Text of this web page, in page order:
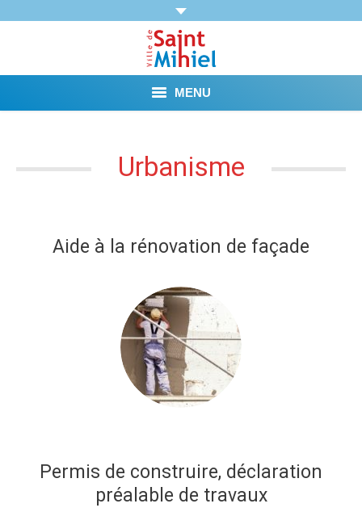
MENU
Vie municipale
Vie pratique
Tourisme et Mémoire
Urbanisme
Aide à la rénovation de façade
Permis de construire, déclaration
préalable de travaux